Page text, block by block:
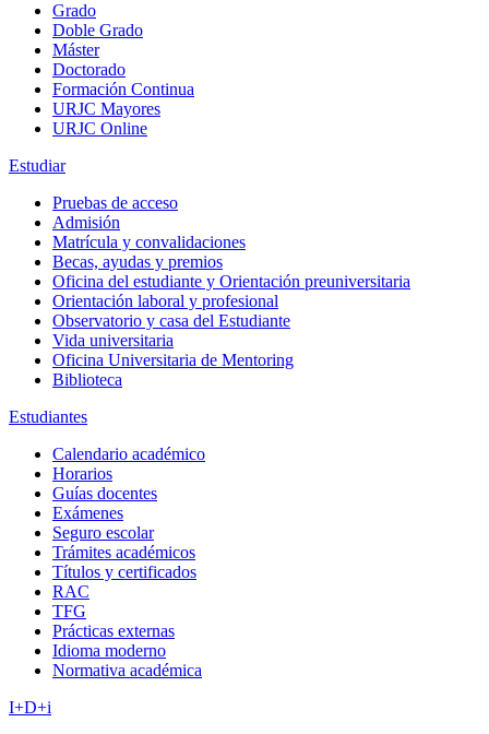
Grado
Doble Grado
Máster
Doctorado
Formación Continua
URJC Mayores
URJC Online
Estudiar
Pruebas de acceso
Admisión
Matrícula y convalidaciones
Becas, ayudas y premios
Oficina del estudiante y Orientación preuniversitaria
Orientación laboral y profesional
Observatorio y casa del Estudiante
Vida universitaria
Oficina Universitaria de Mentoring
Biblioteca
Estudiantes
Calendario académico
Horarios
Guías docentes
Exámenes
Seguro escolar
Trámites académicos
Títulos y certificados
RAC
TFG
Prácticas externas
Idioma moderno
Normativa académica
I+D+i